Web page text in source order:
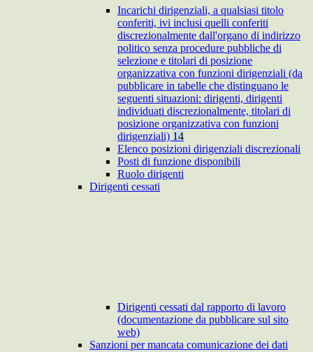
Incarichi dirigenziali, a qualsiasi titolo
conferiti, ivi inclusi quelli conferiti
discrezionalmente dall'organo di indirizzo
politico senza procedure pubbliche di
selezione e titolari di posizione
organizzativa con funzioni dirigenziali (da
pubblicare in tabelle che distinguano le
seguenti situazioni: dirigenti, dirigenti
individuati discrezionalmente, titolari di
posizione organizzativa con funzioni
dirigenziali) 14
Elenco posizioni dirigenziali discrezionali
Posti di funzione disponibili
Ruolo dirigenti
Dirigenti cessati
Dirigenti cessati dal rapporto di lavoro
(documentazione da pubblicare sul sito
web)
Sanzioni per mancata comunicazione dei dati